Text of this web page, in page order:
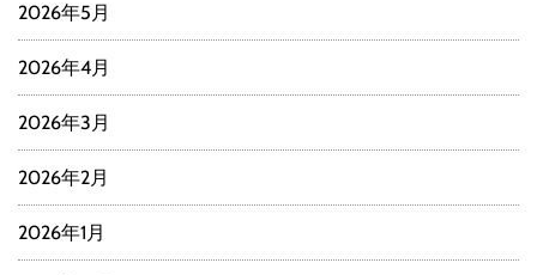
2026年5月
2026年4月
2026年3月
2026年2月
2026年1月